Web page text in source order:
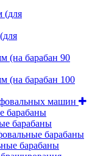
(для
(на барабан 90
(на барабан 100
машин
барабаны
барабаны
барабаны
барабаны